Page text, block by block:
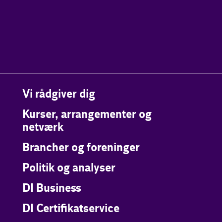
Vi rådgiver dig
Kurser, arrangementer og
netværk
Brancher og foreninger
Politik og analyser
DI Business
DI Certifikatservice